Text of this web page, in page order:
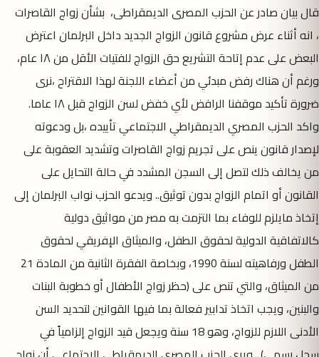
قال بيان صادر عن الحزب المصرى الديمقراطى، بشأن زواج القاصرات
، انه أثناء عرض مشروع قانون الزواج الجديد داخل البرلمان اعترض
البعض على عدم إتاحة التشريع حق الزواج للفتيات الأقل من ١٨ عام،
ورغم أن هناك رفض مبدئي من أعضاء اللجنة لهذا الاقتراح ،نرى
ضرورة تأكيد موقفنا الرافض لأي خفض لسن الزواج قبل ١٨ عاما.
واكد الحزب المصري الديمقراطي الاجتماعي تأييده ،بل ودعوته
لإصدار قانون ينص على تجريم زواج القاصرات وتشديد العقوبة على
من يخالف ذلك لتصل إلى السجن المشدد في حالة التحايل على
القانون أو اتمام الزواج بدون توثيق.. ويدعو الحزب نواب البرلمان إلى
إتخاذ مايلزم للوفاء بما التزمت به مصر من مواثيق دولية
كالاتفاقية الدولية لحقوق الطفل، والميثاق الإفريقي لحقوق
الطفل ورفاهيته لسنة 1990، وبخاصة الفقرة الثانية من المادة 21
من الميثاق، والتي تنص على (حظر زواج الأطفال أو خطوبة البنات
والبنين، ويجب اتخاذ تدابير فعالة بما فيها القوانين لتحديد السن
الأدنى اللازم للزواج، وهو 18 سنة ويجعل قيد الزواج إلزامياً في